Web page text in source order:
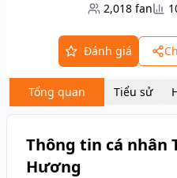
2,018 fan
Đánh giá
Tổng quan Tiểu sử
Thông tin cá nhân
Hương